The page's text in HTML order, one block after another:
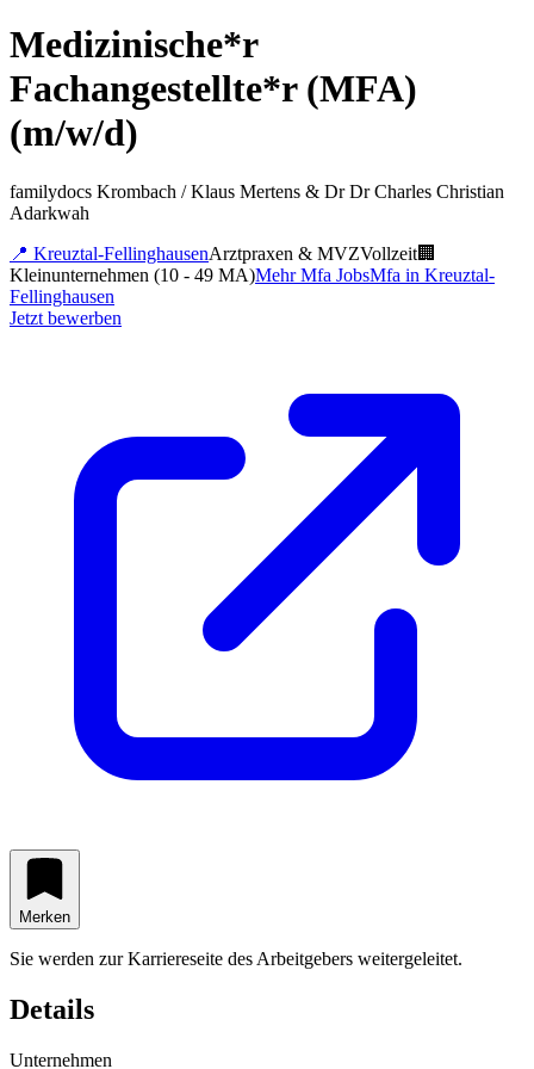
Medizinische*r
Fachangestellte*r (MFA)
(m/w/d)
familydocs Krombach / Klaus Mertens & Dr Dr Charles Christian
Adarkwah
📍 Kreuztal-FellinghausenArztpraxen & MVZVollzeit🏢
Kleinunternehmen (10 - 49 MA)MehrMfa JobsMfa in Kreuztal-
Fellinghausen
Jetzt bewerben
Merken
Sie werden zur Karriereseite des Arbeitgebers weitergeleitet.
Details
Unternehmen